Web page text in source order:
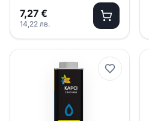
7,27 €
14,22 лв.